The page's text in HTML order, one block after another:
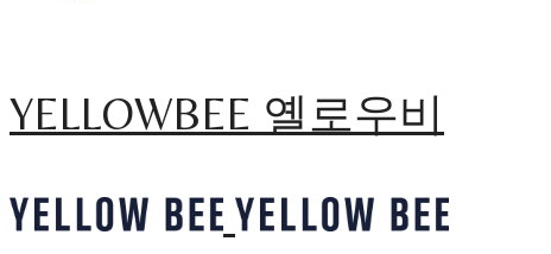
YELLOWBEE 옐로우비